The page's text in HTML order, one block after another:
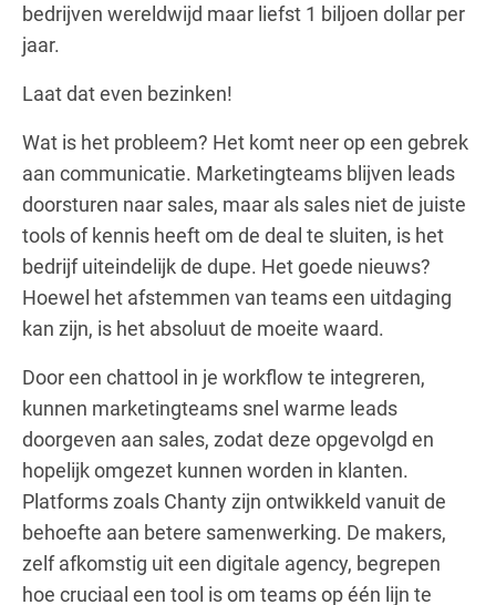
bedrijven wereldwijd maar liefst 1 biljoen dollar per
jaar.
Laat dat even bezinken!
Wat is het probleem? Het komt neer op een gebrek
aan communicatie. Marketingteams blijven leads
doorsturen naar sales, maar als sales niet de juiste
tools of kennis heeft om de deal te sluiten, is het
bedrijf uiteindelijk de dupe. Het goede nieuws?
Hoewel het afstemmen van teams een uitdaging
kan zijn, is het absoluut de moeite waard.
Door een chattool in je workflow te integreren,
kunnen marketingteams snel warme leads
doorgeven aan sales, zodat deze opgevolgd en
hopelijk omgezet kunnen worden in klanten.
Platforms zoals Chanty zijn ontwikkeld vanuit de
behoefte aan betere samenwerking. De makers,
zelf afkomstig uit een digitale agency, begrepen
hoe cruciaal een tool is om teams op één lijn te